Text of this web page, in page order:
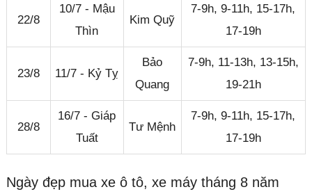
22/8
10/7 - Mậu
Thìn
Kim Quỹ
7-9h, 9-11h, 15-17h,
17-19h
23/8 11/7 - Kỷ Tỵ
Bảo
Quang
7-9h, 11-13h, 13-15h,
19-21h
28/8
16/7 - Giáp
Tuất
Tư Mệnh
7-9h, 9-11h, 15-17h,
17-19h
Ngày đẹp mua xe ô tô, xe máy tháng 8 năm